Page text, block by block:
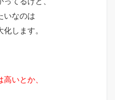
いなのは
します。
いとか、